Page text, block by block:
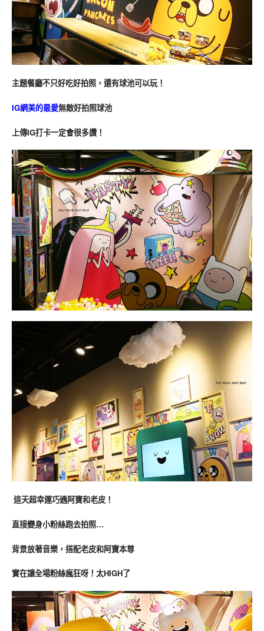
主題餐廳不只好吃好拍照，還有球池可以玩！
IG網美的最愛無敵好拍照球池
上傳IG打卡一定會很多讚！
這天超幸運巧遇阿寶和老皮！
直接變身小粉絲跑去拍照…
背景放著音樂，搭配老皮和阿寶本尊
實在讓全場粉絲瘋狂呀！太HIGH了